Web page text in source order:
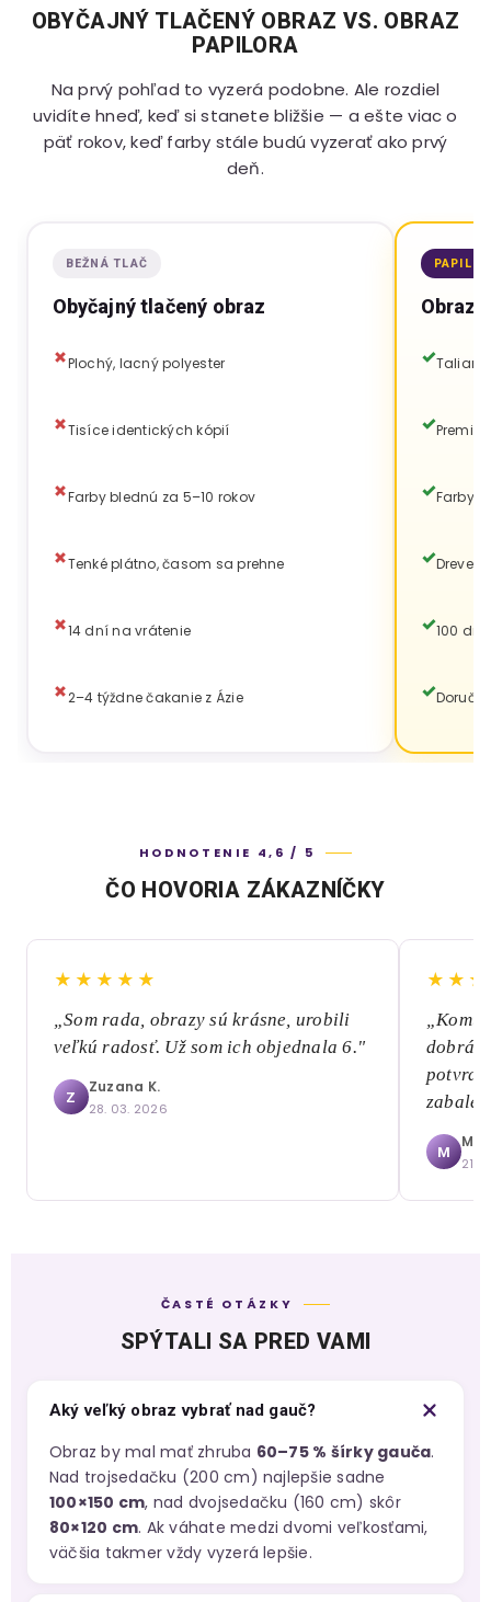
OBYČAJNÝ TLAČENÝ OBRAZ VS. OBRAZ
PAPILORA
Na prvý pohľad to vyzerá podobne. Ale rozdiel
uvidíte hneď, keď si stanete bližšie — a ešte viac o
päť rokov, keď farby stále budú vyzerať ako prvý
deň.
BEŽNÁ TLAČ
Obyčajný tlačený obraz
Plochý, lacný polyester
Tisíce identických kópií
Farby blednú za 5–10 rokov
Tenké plátno, časom sa prehne
14 dní na vrátenie
2–4 týždne čakanie z Ázie
Obraz
Farby
100 dní
HODNOTENIE 4,6 / 5
ČO HOVORIA ZÁKAZNÍČKY
★★★★★
„Som rada, obrazy sú krásne, urobili
veľkú radosť. Už som ich objednala 6."
Z
Zuzana K.
28. 03. 2026
dobrá,
M
21.
ČASTÉ OTÁZKY
SPÝTALI SA PRED VAMI
Aký veľký obraz vybrať nad gauč?
Obraz by mal mať zhruba 60–75 % šírky gauča.
Nad trojsedačku (200 cm) najlepšie sadne
100×150 cm, nad dvojsedačku (160 cm) skôr
80×120 cm. Ak váhate medzi dvomi veľkosťami,
väčšia takmer vždy vyzerá lepšie.